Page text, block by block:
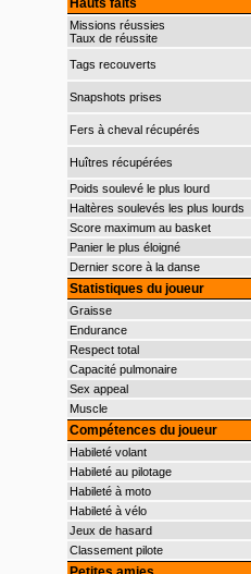
Hauts faits
Missions réussies
Taux de réussite
Tags recouverts
Snapshots prises
Fers à cheval récupérés
Huîtres récupérées
Poids soulevé le plus lourd
Haltères soulevés les plus lourds
Score maximum au basket
Panier le plus éloigné
Dernier score à la danse
Statistiques du joueur
Graisse
Endurance
Respect total
Capacité pulmonaire
Sex appeal
Muscle
Compétences du joueur
Habileté volant
Habileté au pilotage
Habileté à moto
Habileté à vélo
Jeux de hasard
Classement pilote